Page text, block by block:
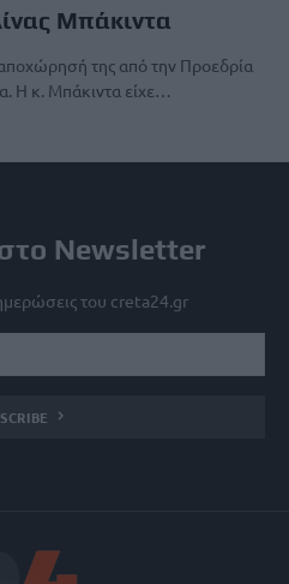
Μπάκιντα
της από την Προεδρία
Η κ. Μπάκιντα είχε…
Newsletter
του creta24.gr